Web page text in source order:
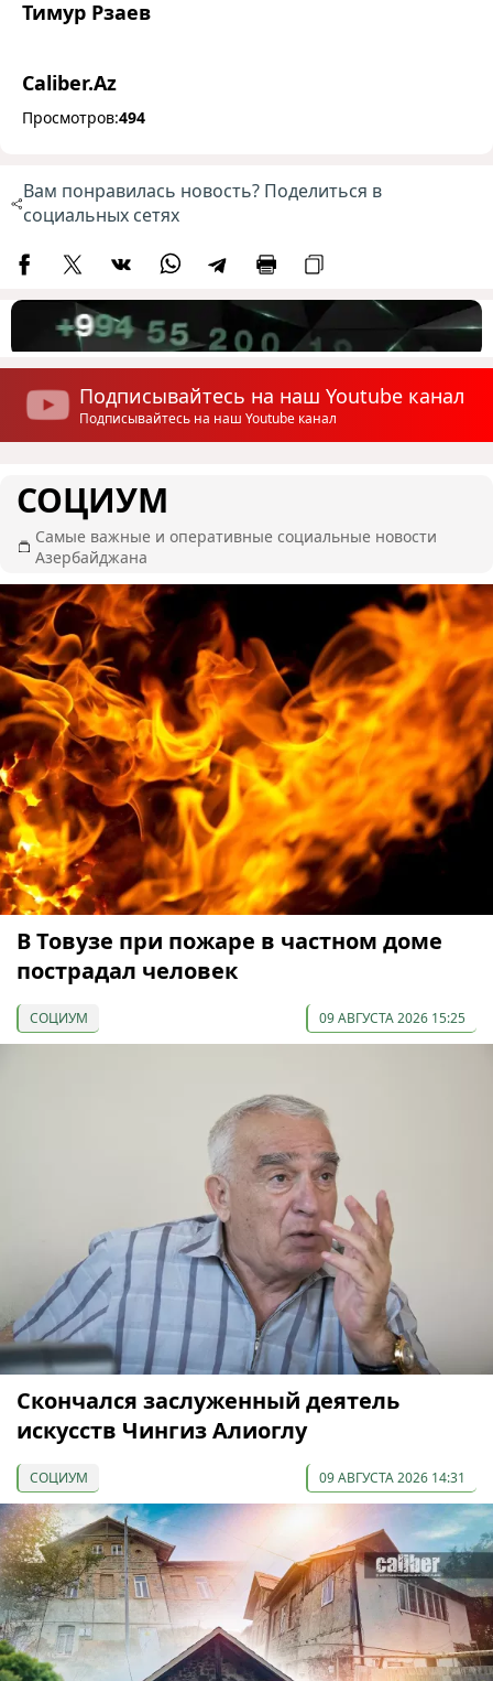
Тимур Рзаев
Caliber.Az
Просмотров:494
Вам понравилась новость? Поделиться в
социальных сетях
Подписывайтесь на наш Youtube канал
Подписывайтесь на наш Youtube канал
СОЦИУМ
Самые важные и оперативные социальные новости
Азербайджана
В Товузе при пожаре в частном доме
пострадал человек
СОЦИУМ 09 АВГУСТА 2026 15:25
Скончался заслуженный деятель
искусств Чингиз Алиоглу
СОЦИУМ 09 АВГУСТА 2026 14:31